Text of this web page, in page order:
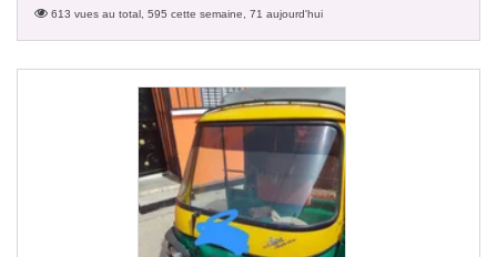
613 vues au total, 595 cette semaine, 71 aujourd'hui